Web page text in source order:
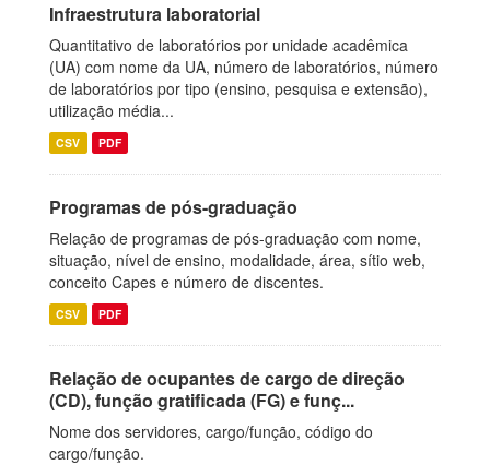
Infraestrutura laboratorial
Quantitativo de laboratórios por unidade acadêmica
(UA) com nome da UA, número de laboratórios, número
de laboratórios por tipo (ensino, pesquisa e extensão),
utilização média...
CSV PDF
Programas de pós-graduação
Relação de programas de pós-graduação com nome,
situação, nível de ensino, modalidade, área, sítio web,
conceito Capes e número de discentes.
CSV PDF
Relação de ocupantes de cargo de direção
(CD), função gratificada (FG) e funç...
Nome dos servidores, cargo/função, código do
cargo/função.